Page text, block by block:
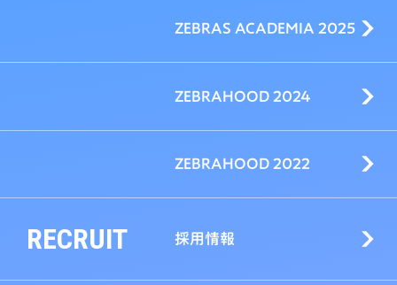
ZEBRAS ACADEMIA 2025
ZEBRAHOOD 2024
ZEBRAHOOD 2022
RECRUIT 採用情報